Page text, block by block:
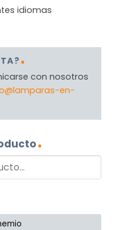
idiomas
con nosotros
en-